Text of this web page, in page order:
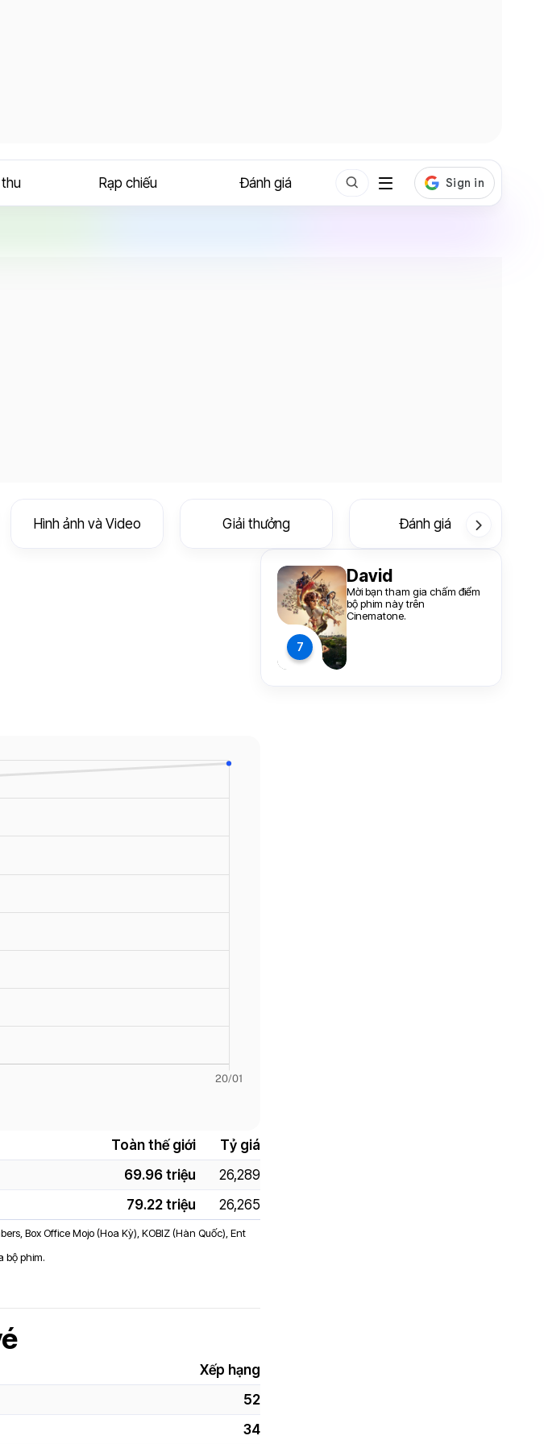
thu Rạp chiếu Đánh giá
Hình ảnh và Video Giải thưởng Đánh giá
Toàn thế giới
Tỷ giá
69.96 triệu
26,289
79.22 triệu 26,265
Box Office Mojo (Hoa Kỳ), KOBIZ (Hàn Quốc), Ent
bộ phim.
Xếp hạng
52
34
7
David
Mời bạn tham gia chấm điểm
bộ phim này trên
Cinematone.